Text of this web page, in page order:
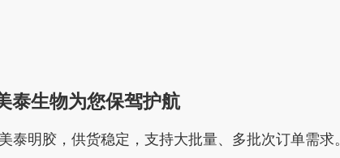
泰生物为您保驾护航
泰明胶，供货稳定，支持大批量、多批次订单需求。